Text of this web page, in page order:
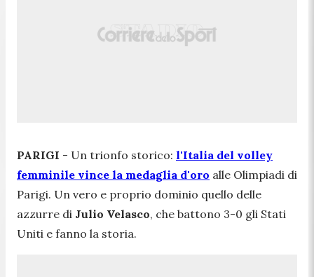
PARIGI - Un trionfo storico: l'Italia del volley
femminile vince la medaglia d'oro alle Olimpiadi di
Parigi. Un vero e proprio dominio quello delle
azzurre di Julio Velasco, che battono 3-0 gli Stati
Uniti e fanno la storia.